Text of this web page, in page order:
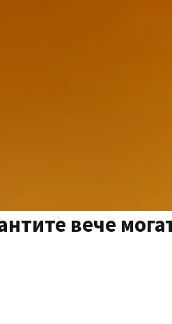
вече